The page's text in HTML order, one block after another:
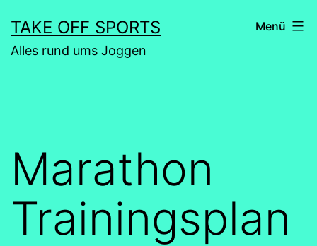
Inhalt
springen
TAKE OFF SPORTS
Alles rund ums Joggen
Menü
Marathon
Trainingsplan